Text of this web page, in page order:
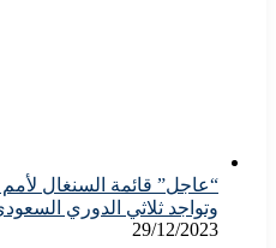
“عاجل” قائمة السنغال
وتواجد ثلاثي الدوري
29/12/2023